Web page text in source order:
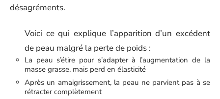
désagréments.
Voici ce qui explique l’apparition d’un excédent
de peau malgré la perte de poids :
La peau s’étire pour s’adapter à l’augmentation de la
masse grasse, mais perd en élasticité
Après un amaigrissement, la peau ne parvient pas à se
rétracter complètement